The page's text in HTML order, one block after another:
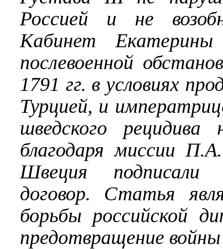
Россией и не
Кабинет
послевоенной
1791 гг. в условиях
Турцией, и
шведского
благодаря миссии
Швеция подписали
договор. Статья
борьбы российской
предотвращение